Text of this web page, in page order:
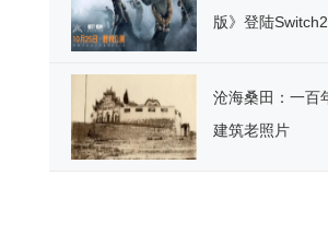
版》登陆Switch2
沧海桑田：一百
建筑老照片